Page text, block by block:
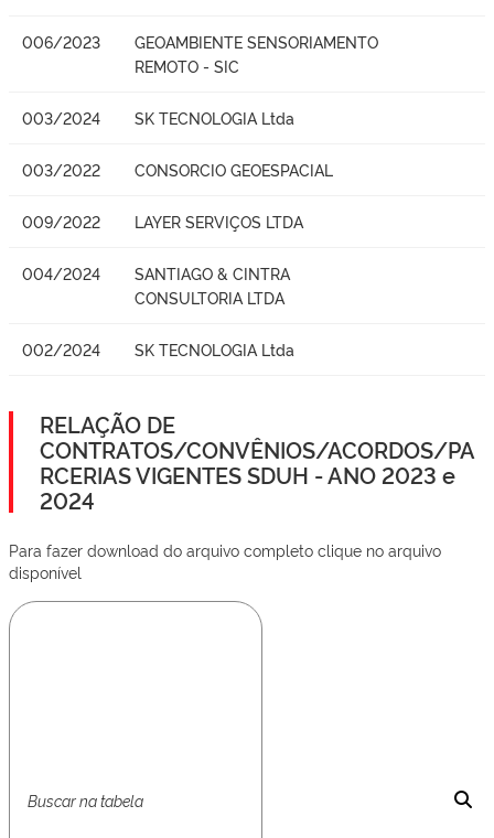
006/2023
GEOAMBIENTE SENSORIAMENTO
REMOTO - SIC
003/2024 SK TECNOLOGIA Ltda
003/2022 CONSORCIO GEOESPACIAL
009/2022 LAYER SERVIÇOS LTDA
004/2024
SANTIAGO & CINTRA
CONSULTORIA LTDA
002/2024 SK TECNOLOGIA Ltda
RELAÇÃO DE
CONTRATOS/CONVÊNIOS/ACORDOS/PA
RCERIAS VIGENTES SDUH - ANO 2023 e
2024
Para fazer download do arquivo completo clique no arquivo
disponível